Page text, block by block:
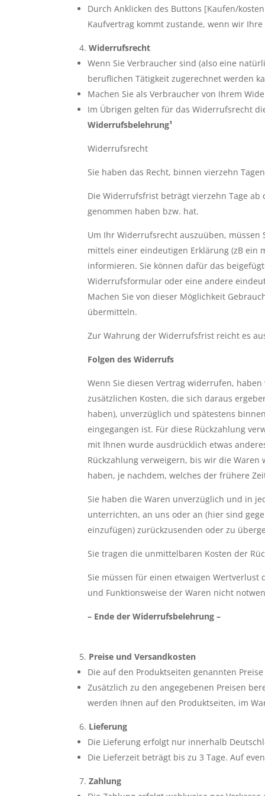
Durch Anklicken des Buttons [Kaufen/
Kaufvertrag kommt zustande, wenn wir
Widerrufsrecht
Wenn Sie Verbraucher sind (also eine
beruflichen Tätigkeit zugerechnet werden
Machen Sie als Verbraucher von Ihrem
Im Übrigen gelten für das Widerrufsrecht
Widerrufsbelehrung¹
Widerrufsrecht
Sie haben das Recht, binnen vierzehn
Die Widerrufsfrist beträgt vierzehn Tage
genommen haben bzw. hat.
Um Ihr Widerrufsrecht auszuüben, müssen
mittels einer eindeutigen Erklärung (zB ein
informieren. Sie können dafür das
Widerrufsformular oder eine andere
Machen Sie von dieser Möglichkeit
übermitteln.
Zur Wahrung der Widerrufsfrist reicht es
Folgen des Widerrufs
Wenn Sie diesen Vertrag widerrufen,
zusätzlichen Kosten, die sich daraus
haben), unverzüglich und spätestens
eingegangen ist. Für diese Rückzahlung
mit Ihnen wurde ausdrücklich etwas
Rückzahlung verweigern, bis wir die
haben, je nachdem, welches der frühere
Sie haben die Waren unverzüglich und in
unterrichten, an uns oder an (hier sind
einzufügen) zurückzusenden oder zu
Sie tragen die unmittelbaren Kosten der
Sie müssen für einen etwaigen
und Funktionsweise der Waren nicht
– Ende der Widerrufsbelehrung –
Preise und Versandkosten
Die auf den Produktseiten genannten
Zusätzlich zu den angegebenen Preisen
werden Ihnen auf den Produktseiten, im
Lieferung
Die Lieferung erfolgt nur innerhalb
Die Lieferzeit beträgt bis zu 3 Tage. Auf
Zahlung